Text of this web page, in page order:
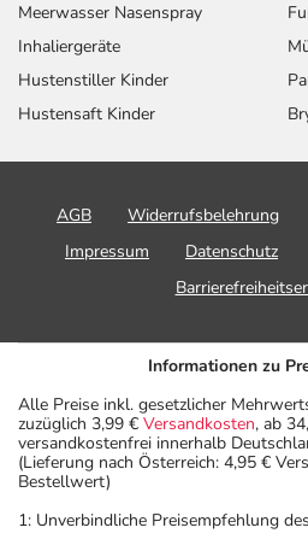
Meerwasser Nasenspray
Inhaliergeräte
Hustenstiller Kinder
Hustensaft Kinder
AGB Widerrufsbelehrung
Impressum
Datenschutz
Informationen zu
Alle Preise inkl. gesetzlicher
zuzüglich 3,99 € Versandkosten, ab
versandkostenfrei innerhalb
(Lieferung nach Österreich: 4,95 €
Bestellwert)
1: Unverbindliche Preisempfehlung